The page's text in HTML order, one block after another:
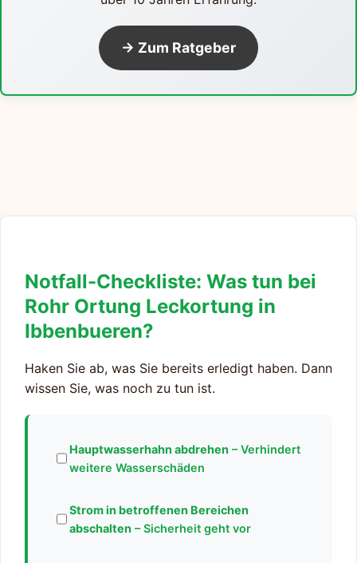
→ Zum Ratgeber
Notfall-Checkliste: Was tun bei
Rohr Ortung Leckortung in
Ibbenbueren?
Haken Sie ab, was Sie bereits erledigt haben. Dann
wissen Sie, was noch zu tun ist.
Hauptwasserhahn abdrehen – Verhindert
weitere Wasserschäden
Strom in betroffenen Bereichen
abschalten – Sicherheit geht vor